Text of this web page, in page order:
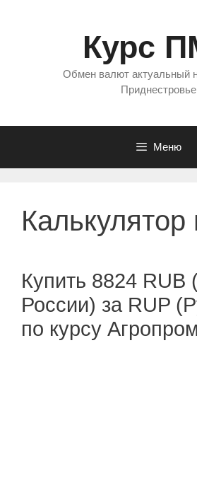
Курс
Обмен валют актуальный
Приднестровье
Меню
Купить 8824 RUB
России) за RUP
по курсу